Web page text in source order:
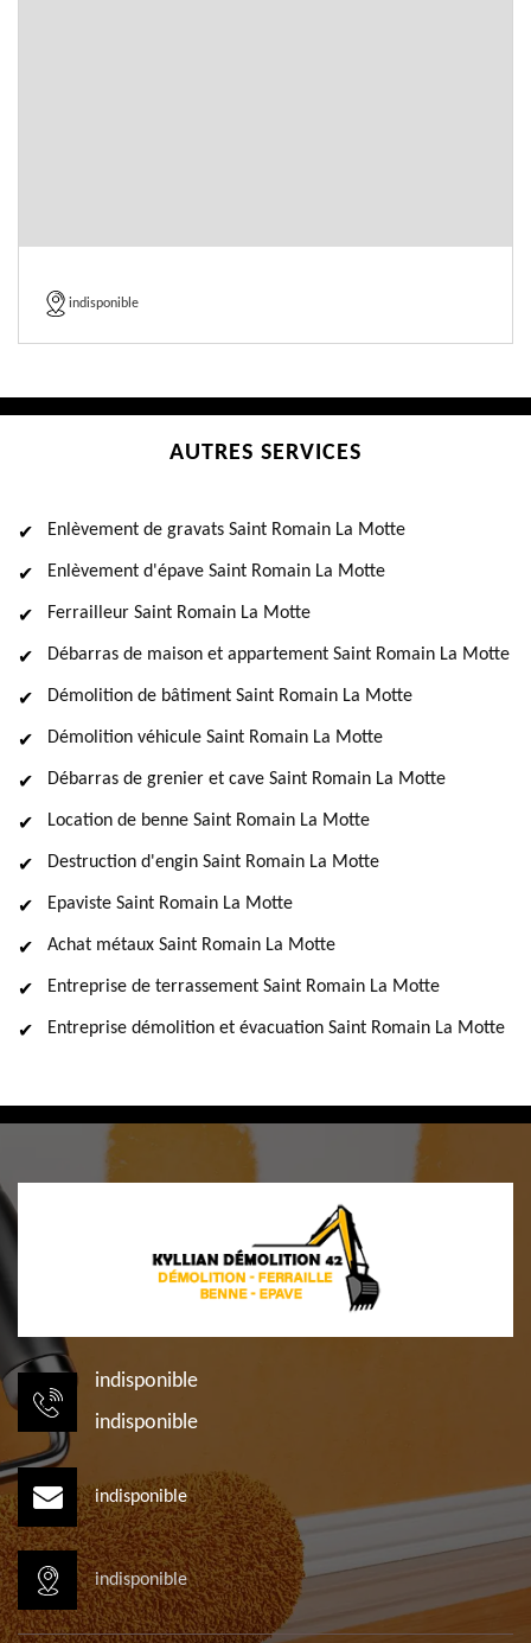
indisponible
AUTRES SERVICES
Enlèvement de gravats Saint Romain La Motte
Enlèvement d'épave Saint Romain La Motte
Ferrailleur Saint Romain La Motte
Débarras de maison et appartement Saint Romain La Motte
Démolition de bâtiment Saint Romain La Motte
Démolition véhicule Saint Romain La Motte
Débarras de grenier et cave Saint Romain La Motte
Location de benne Saint Romain La Motte
Destruction d'engin Saint Romain La Motte
Epaviste Saint Romain La Motte
Achat métaux Saint Romain La Motte
Entreprise de terrassement Saint Romain La Motte
Entreprise démolition et évacuation Saint Romain La Motte
indisponible
indisponible
indisponible
indisponible